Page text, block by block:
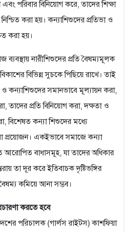
পরিবার বিনিয়োগ করে, তাদের শিক্ষা
করা হয়। কন্যাশিশুদের প্রতিভা ও
করা হয়।
ব্যবস্থায় নারীশিশুদের প্রতি বৈষম্যমূলক
বিভিন্ন সুচকে পিছিয়ে রাখে। তাই
কন্যাশিশুদের সমানভাবে মূল্যায়ন করা,
তাদের প্রতি বিনিয়োগ করা, দক্ষতা ও
বিশেষত কন্যা শিশুদের মধ্যে
প্রয়োজন। একইভাবে সমাজে কন্যা
আরোপিত বাধাসমূহ, যা তাদের অধিকার
তা দূর করে ইতিবাচক দৃষ্টিভঙ্গির
কমিয়ে আনা সম্ভব।
করতে হবে
পরিচালক (গার্লস রাইটস) কাশফিয়া